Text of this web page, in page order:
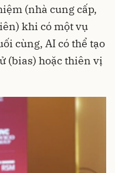
(nhà cung cấp,
khi có một vụ
cùng, AI có thể tạo
(bias) hoặc thiên vị